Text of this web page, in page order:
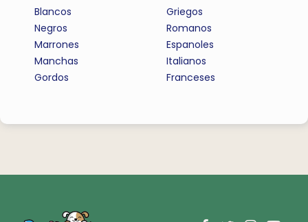
Blancos
Negros
Marrones
Manchas
Gordos
Griegos
Romanos
Espanoles
Italianos
Franceses